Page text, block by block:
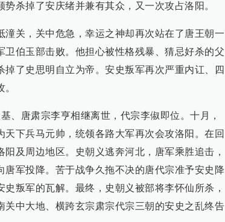
杀掉了安庆绪并兼有其众，又一次攻占洛阳。
潼关，关中危急，幸运之神却再次站在了唐王朝一
卫伯玉部击败。他担心被性格残暴、猜忌好杀的父
掉了史思明自立为帝。安史叛军再次严重内讧、四
、唐肃宗李亨相继离世，代宗李俶即位。十月，
天下兵马元帅，统领各路大军再次会攻洛阳。在回
及周边地区。史朝义逃奔河北，唐军乘胜追击，
唐军投降。苦于战争久拖不决的唐代宗准予安史降
叛军的瓦解。最终，史朝义被部将李怀仙所杀，
关中大地、横跨玄宗肃宗代宗三朝的安史之乱终告